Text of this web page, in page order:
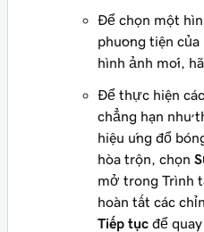
Để chọn một
phương tiện
hình ảnh mới,
Để thực hiện
chẳng hạn như
hiệu ứng đổ
hòa trộn, chọn
mở trong Trình
hoàn tất các
Tiếp tục để